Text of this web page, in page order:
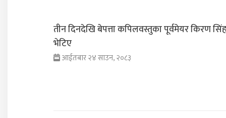
तीन दिनदेखि बेपत्ता कपिलवस्तुका पूर्वमेयर किरण
भेटिए
आईतबार २४ साउन, २०८३